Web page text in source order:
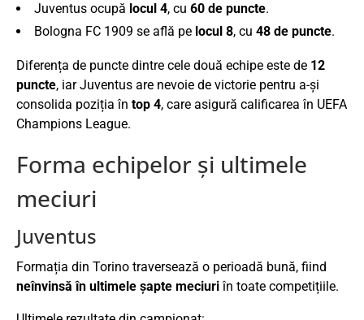
Juventus ocupă locul 4, cu 60 de puncte.
Bologna FC 1909 se află pe locul 8, cu 48 de puncte.
Diferența de puncte dintre cele două echipe este de 12
puncte, iar Juventus are nevoie de victorie pentru a-și
consolida poziția în top 4, care asigură calificarea în UEFA
Champions League.
Forma echipelor și ultimele
meciuri
Juventus
Formația din Torino traversează o perioadă bună, fiind
neînvinsă în ultimele șapte meciuriîn toate competițiile.